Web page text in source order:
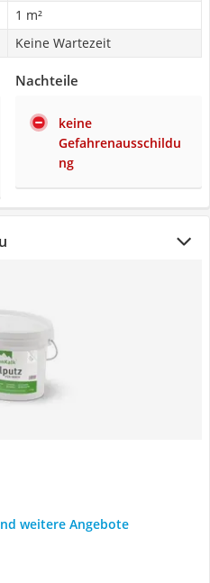
1 m²
Keine Wartezeit
Nachteile
keine
Gefahrenausschildu
ng
weitere Angebote